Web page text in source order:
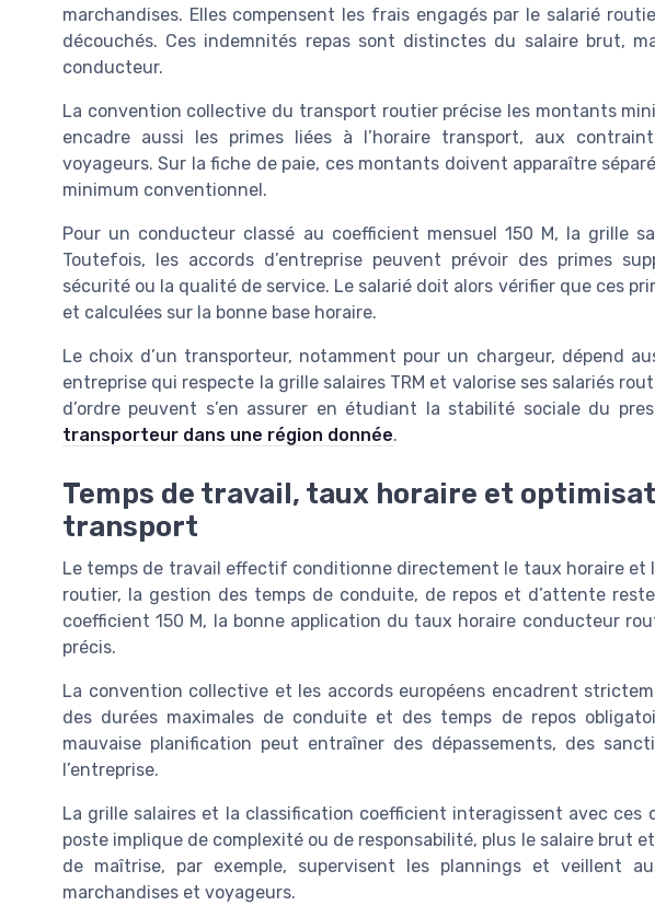
marchandises. Elles compensent les frais engagés par le salarié
découchés. Ces indemnités repas sont distinctes du salaire brut,
conducteur.
La convention collective du transport routier précise les montants
encadre aussi les primes liées à l’horaire transport, aux
voyageurs. Sur la fiche de paie, ces montants doivent apparaître
minimum conventionnel.
Pour un conducteur classé au coefficient mensuel 150 M, la grille
Toutefois, les accords d’entreprise peuvent prévoir des primes
sécurité ou la qualité de service. Le salarié doit alors vérifier que ces
et calculées sur la bonne base horaire.
Le choix d’un transporteur, notamment pour un chargeur, dépend
entreprise qui respecte la grille salaires TRM et valorise ses salariés
d’ordre peuvent s’en assurer en étudiant la stabilité sociale du
transporteur dans une région donnée.
Temps de travail, taux horaire et
transport
Le temps de travail effectif conditionne directement le taux horaire et
routier, la gestion des temps de conduite, de repos et d’attente
coefficient 150 M, la bonne application du taux horaire conducteur
précis.
La convention collective et les accords européens encadrent
des durées maximales de conduite et des temps de repos
mauvaise planification peut entraîner des dépassements, des
l’entreprise.
La grille salaires et la classification coefficient interagissent avec ces
poste implique de complexité ou de responsabilité, plus le salaire brut
de maîtrise, par exemple, supervisent les plannings et veillent
marchandises et voyageurs.